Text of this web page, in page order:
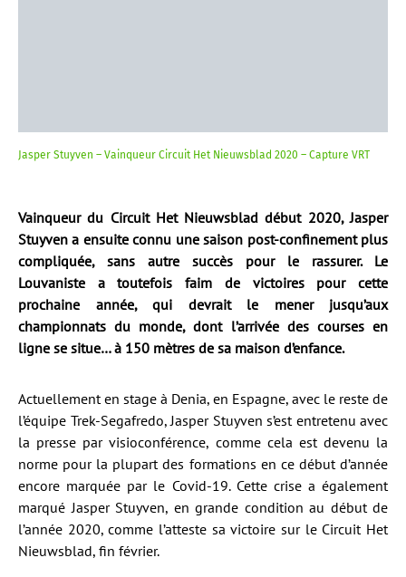
Jasper Stuyven – Vainqueur Circuit Het Nieuwsblad 2020 – Capture VRT
Vainqueur du Circuit Het Nieuwsblad début 2020, Jasper
Stuyven a ensuite connu une saison post-confinement plus
compliquée, sans autre succès pour le rassurer. Le
Louvaniste a toutefois faim de victoires pour cette
prochaine année, qui devrait le mener jusqu’aux
championnats du monde, dont l’arrivée des courses en
ligne se situe… à 150 mètres de sa maison d’enfance.
Actuellement en stage à Denia, en Espagne, avec le reste de
l’équipe Trek-Segafredo, Jasper Stuyven s’est entretenu avec
la presse par visioconférence, comme cela est devenu la
norme pour la plupart des formations en ce début d’année
encore marquée par le Covid-19. Cette crise a également
marqué Jasper Stuyven, en grande condition au début de
l’année 2020, comme l’atteste sa victoire sur le Circuit Het
Nieuwsblad, fin février.